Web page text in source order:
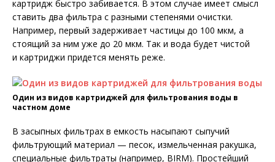
картридж быстро забивается. В этом случае имеет смысл
ставить два фильтра с разными степенями очистки.
Например, первый задерживает частицы до 100 мкм, а
стоящий за ним уже до 20 мкм. Так и вода будет чистой
и картриджи придется менять реже.
Один из видов картриджей для фильтрования воды в
частном доме
В засыпных фильтрах в емкость насыпают сыпучий
фильтрующий материал — песок, измельченная ракушка,
специальные фильтраты (например, BIRM). Простейший